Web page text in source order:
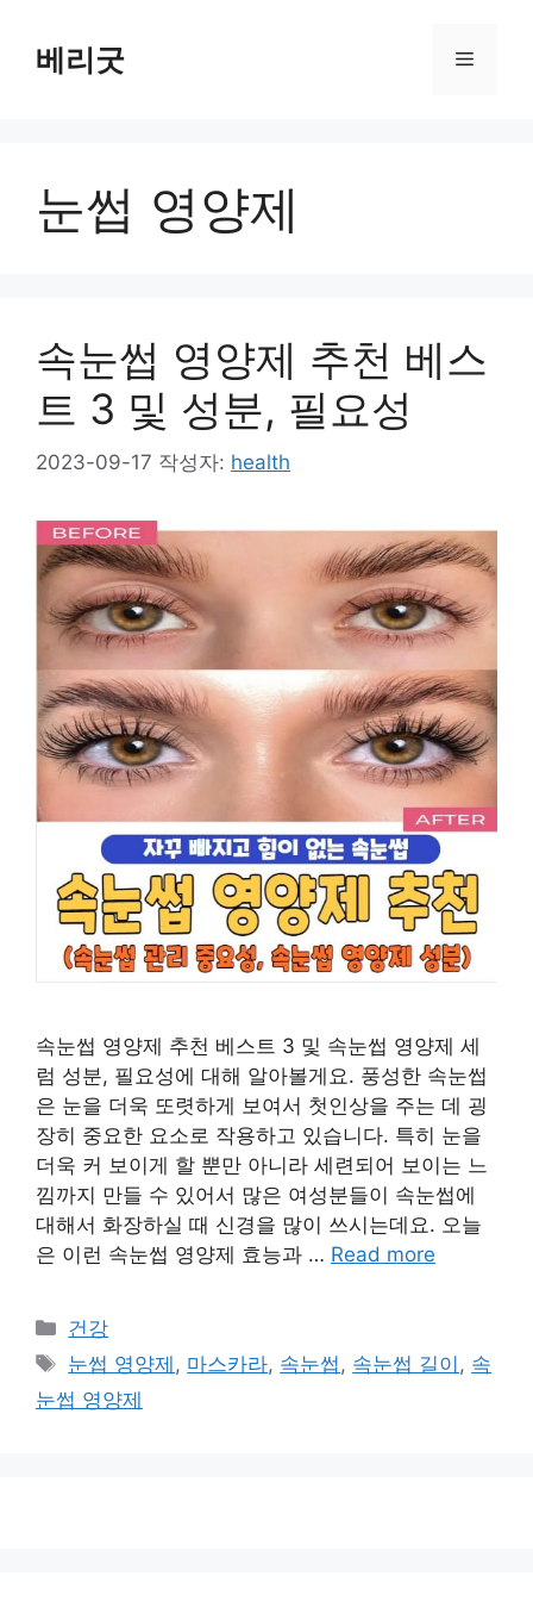
베리굿 메
눈썹 영양제
속눈썹 영양제 추천 베스
트 3 및 성분, 필요성
2023-09-17 작성자: health
속눈썹 영양제 추천 베스트 3 및 속눈썹 영양제 세
럼 성분, 필요성에 대해 알아볼게요. 풍성한 속눈썹
은 눈을 더욱 또렷하게 보여서 첫인상을 주는 데 굉
장히 중요한 요소로 작용하고 있습니다. 특히 눈을
더욱 커 보이게 할 뿐만 아니라 세련되어 보이는 느
낌까지 만들 수 있어서 많은 여성분들이 속눈썹에
대해서 화장하실 때 신경을 많이 쓰시는데요. 오늘
은 이런 속눈썹 영양제 효능과 … Read more
카
테
리
건강
태
그
눈썹 영양제 , 마스카라, 속눈썹 , 속눈썹 길이 , 속
눈썹 영양제